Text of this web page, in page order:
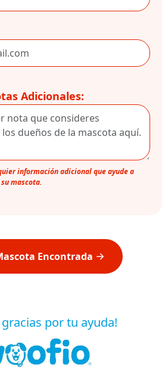
Adicionales:
información adicional que ayude a
mascota.
Encontrada
gracias por tu ayuda!